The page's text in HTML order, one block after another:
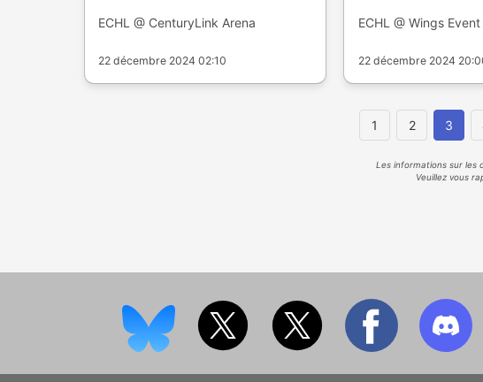
ECHL @ CenturyLink Arena
22 décembre 2024 02:10
ECHL @ Wings
22 décembre 2024
1 2 3
Les informations sur les
Veuillez vous